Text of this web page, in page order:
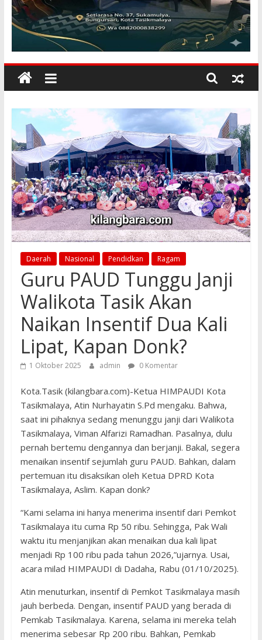
KILANGBARA
Membuka
Dunia
Daerah Nasional Pendidkan Ragam
Guru PAUD Tunggu Janji
Walikota Tasik Akan
Naikan Insentif Dua Kali
Lipat, Kapan Donk?
1 Oktober 2025 admin 0 Komentar
Kota.Tasik (kilangbara.com)-Ketua HIMPAUDI Kota
Tasikmalaya, Atin Nurhayatin S.Pd mengaku. Bahwa,
saat ini pihaknya sedang menunggu janji dari Walikota
Tasikmalaya, Viman Alfarizi Ramadhan. Pasalnya, dulu
pernah bertemu dengannya dan berjanji. Bakal, segera
menaikan insentif sejumlah guru PAUD. Bahkan, dalam
pertemuan itu disaksikan oleh Ketua DPRD Kota
Tasikmalaya, Aslim. Kapan donk?
“Kami selama ini hanya menerima insentif dari Pemkot
Tasikmalaya itu cuma Rp 50 ribu. Sehingga, Pak Wali
waktu itu menjanjikan akan menaikan dua kali lipat
menjadi Rp 100 ribu pada tahun 2026,”ujarnya. Usai,
acara milad HIMPAUDI di Dadaha, Rabu (01/10/2025).
Atin menuturkan, insentif di Pemkot Tasikmalaya masih
jauh berbeda. Dengan, insentif PAUD yang berada di
Pemkab Tasikmalaya. Karena, selama ini mereka telah
menerima sebesar Rp 200 ribu. Bahkan, Pemkab